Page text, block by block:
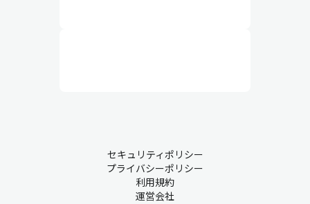
セキュリティポリシー
プライバシーポリシー
利用規約
運営会社